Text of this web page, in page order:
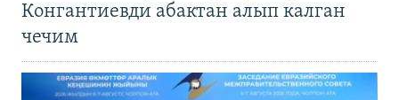
Конгантиевди абактан алып калган
чечим